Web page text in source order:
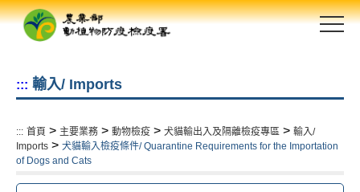
跳
::: 輸入/ Imports
::: 首頁 > 主要業務 > 動物檢疫 > 犬貓輸出入及隔離檢疫專區 > 輸入/
Imports > 犬貓輸入檢疫條件/ Quarantine Requirements for the Importation
of Dogs and Cats